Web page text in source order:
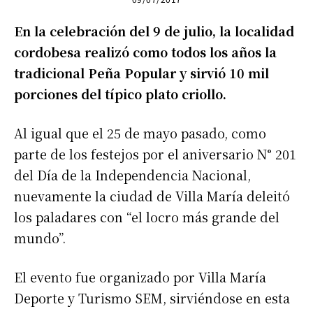
En la celebración del 9 de julio, la localidad
cordobesa realizó como todos los años la
tradicional Peña Popular y sirvió 10 mil
porciones del típico plato criollo.
Al igual que el 25 de mayo pasado, como
parte de los festejos por el aniversario N° 201
del Día de la Independencia Nacional,
nuevamente la ciudad de Villa María deleitó
los paladares con “el locro más grande del
mundo”.
El evento fue organizado por Villa María
Deporte y Turismo SEM, sirviéndose en esta